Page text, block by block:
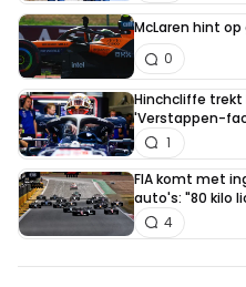
McLaren hint
0
Hinchcliffe trekt
'Verstappen-
1
FIA komt met
auto's: "80 kilo
4